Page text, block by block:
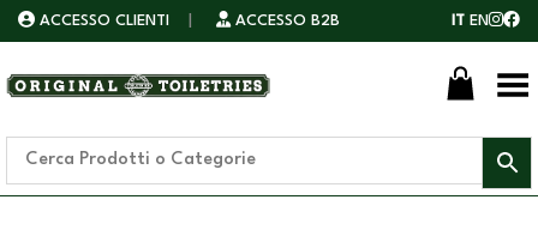
ACCESSO CLIENTI ACCESSO B2B IT EN
Toggle Menu